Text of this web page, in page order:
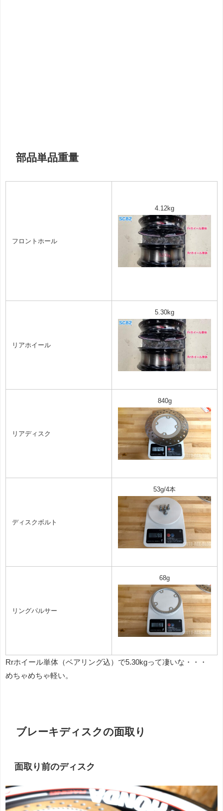
部品単品重量
フロントホール
4.12kg
リアホイール
5.30kg
リアディスク
840g
ディスクボルト
53g/4本
リングパルサー
68g
Rrホイール単体（ベアリング込）で5.30kgって凄いな・・・
めちゃめちゃ軽い。
ブレーキディスクの面取り
面取り前のディスク